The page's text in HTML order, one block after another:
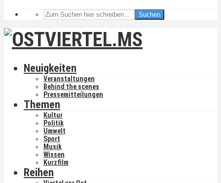
Suchen
Neuigkeiten
Veranstaltungen
Behind the scenes
Pressemitteilungen
Themen
Kultur
Politik
Umwelt
Sport
Musik
Wissen
Kurzfilm
Reihen